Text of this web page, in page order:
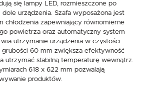
się lampy LED, rozmieszczone po
urządzenia. Szafa wyposażona jest
chłodzenia zapewniający równomierne
powietrza oraz automatyczny system
utrzymanie urządzenia w czystości
grubości 60 mm zwiększa efektywność
utrzymać stabilną temperaturę wewnątrz.
618 x 622 mm pozwalają
produktów.